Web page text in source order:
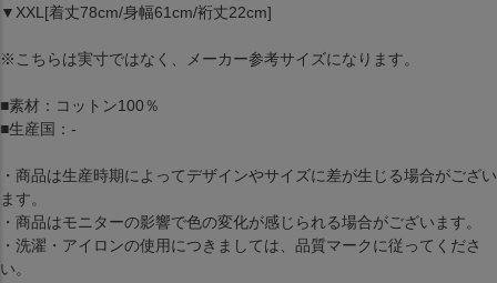
▼XXL[着丈78cm/身幅61cm/裄丈22cm]
※こちらは実寸ではなく、メーカー参考サイズになります。
■素材：コットン100％
■生産国：-
・商品は生産時期によってデザインやサイズに差が生じる場合がござい
ます。
・商品はモニターの影響で色の変化が感じられる場合がございます。
・洗濯・アイロンの使用につきましては、品質マークに従ってくださ
い。